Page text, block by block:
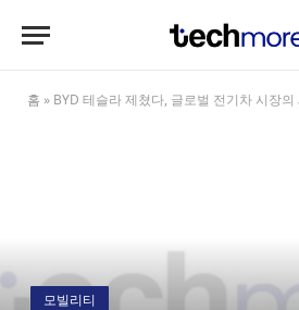
홈 » BYD 테슬라 제쳤다, 글로벌 전기차 시장
모빌리티